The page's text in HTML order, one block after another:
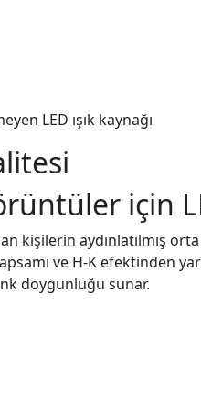
LED ışık kaynağı
için
kişilerin aydınlatılmış
ve H-K efektinden
doygunluğu sunar.